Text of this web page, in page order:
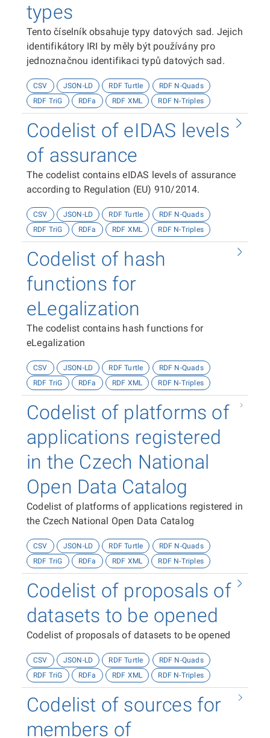
types
Tento číselník obsahuje typy datových sad. Jejich
identifikátory IRI by měly být používány pro
jednoznačnou identifikaci typů datových sad.
CSV JSON-LD RDF Turtle
RDF N-Quads
RDF TriG
RDFa RDF XML RDF N-Triples
Codelist of eIDAS levels
of assurance
The codelist contains eIDAS levels of assurance
according to Regulation (EU) 910/2014.
CSV JSON-LD RDF Turtle
RDF N-Quads
RDF TriG
RDFa RDF XML RDF N-Triples
Codelist of hash
functions for
eLegalization
The codelist contains hash functions for
eLegalization
CSV JSON-LD RDF Turtle
RDF N-Quads
RDF TriG
RDFa RDF XML RDF N-Triples
Codelist of platforms of
applications registered
in the Czech National
Open Data Catalog
Codelist of platforms of applications registered in
the Czech National Open Data Catalog
CSV JSON-LD RDF Turtle
RDF N-Quads
RDF TriG
RDFa RDF XML RDF N-Triples
Codelist of proposals of
datasets to be opened
Codelist of proposals of datasets to be opened
CSV JSON-LD RDF Turtle
RDF N-Quads
RDF TriG
RDFa RDF XML RDF N-Triples
Codelist of sources for
members of